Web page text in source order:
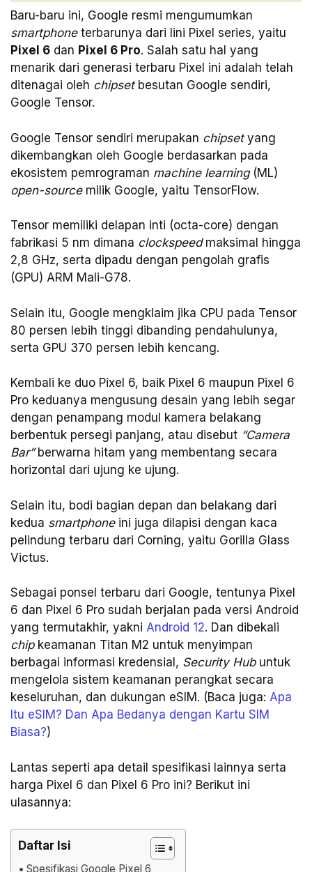
Baru-baru ini, Google resmi mengumumkan
smartphoneterbarunya dari lini Pixel series, yaitu
Pixel 6 dan Pixel 6 Pro. Salah satu hal yang
menarik dari generasi terbaru Pixel ini adalah telah
ditenagai oleh chipsetbesutan Google sendiri,
Google Tensor.
Google Tensor sendiri merupakan chipsetyang
dikembangkan oleh Google berdasarkan pada
ekosistem pemrograman machine learning(ML)
open-sourcemilik Google, yaitu TensorFlow.
Tensor memiliki delapan inti (octa-core) dengan
fabrikasi 5 nm dimana clockspeedmaksimal hingga
2,8 GHz, serta dipadu dengan pengolah grafis
(GPU) ARM Mali-G78.
Selain itu, Google mengklaim jika CPU pada Tensor
80 persen lebih tinggi dibanding pendahulunya,
serta GPU 370 persen lebih kencang.
Kembali ke duo Pixel 6, baik Pixel 6 maupun Pixel 6
Pro keduanya mengusung desain yang lebih segar
dengan penampang modul kamera belakang
berbentuk persegi panjang, atau disebut “Camera
Bar”berwarna hitam yang membentang secara
horizontal dari ujung ke ujung.
Selain itu, bodi bagian depan dan belakang dari
kedua smartphoneini juga dilapisi dengan kaca
pelindung terbaru dari Corning, yaitu Gorilla Glass
Victus.
Sebagai ponsel terbaru dari Google, tentunya Pixel
6 dan Pixel 6 Pro sudah berjalan pada versi Android
yang termutakhir, yakni Android 12. Dan dibekali
chipkeamanan Titan M2 untuk menyimpan
berbagai informasi kredensial, Security Hubuntuk
mengelola sistem keamanan perangkat secara
keseluruhan, dan dukungan eSIM. (Baca juga: Apa
Itu eSIM? Dan Apa Bedanya dengan Kartu SIM
Biasa?)
Lantas seperti apa detail spesifikasi lainnya serta
harga Pixel 6 dan Pixel 6 Pro ini? Berikut ini
ulasannya:
Daftar Isi
Spesifikasi Google Pixel 6